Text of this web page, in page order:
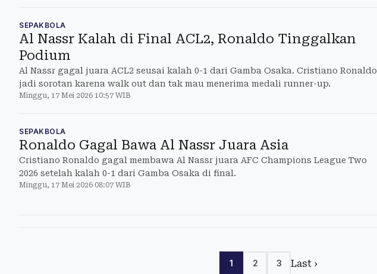
SEPAKBOLA
Al Nassr Kalah di Final ACL2, Ronaldo Tinggalkan
Podium
Al Nassr gagal juara ACL2 seusai kalah 0-1 dari Gamba Osaka. Cristiano Ronaldo
jadi sorotan karena walk out dan tak mau menerima medali runner-up.
Minggu, 17 Mei 2026 10:57 WIB
SEPAKBOLA
Ronaldo Gagal Bawa Al Nassr Juara Asia
Cristiano Ronaldo gagal membawa Al Nassr juara AFC Champions League Two
2026 setelah kalah 0-1 dari Gamba Osaka di final.
Minggu, 17 Mei 2026 08:07 WIB
1 2 3 Last ›